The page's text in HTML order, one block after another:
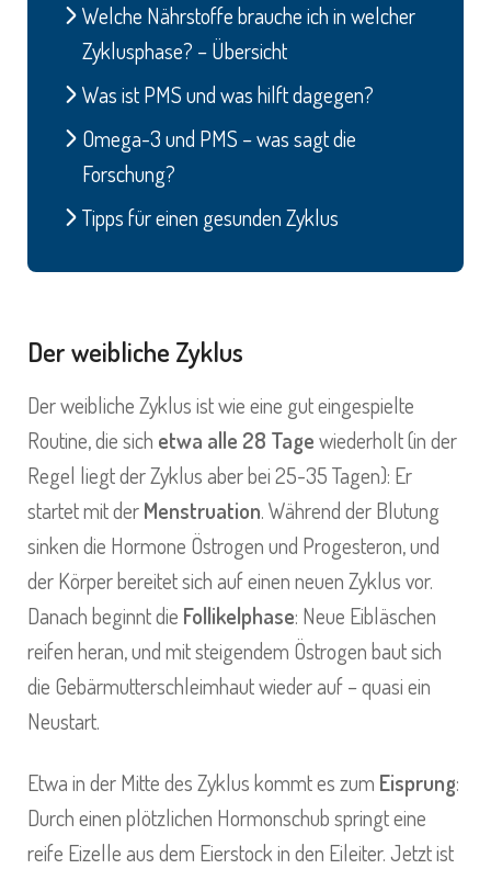
Welche Nährstoffe brauche ich in welcher
Zyklusphase? – Übersicht
Was ist PMS und was hilft dagegen?
Omega-3 und PMS – was sagt die
Forschung?
Tipps für einen gesunden Zyklus
Der weibliche Zyklus
Der weibliche Zyklus ist wie eine gut eingespielte
Routine, die sich etwa alle 28 Tagewiederholt (in der
Regel liegt der Zyklus aber bei 25-35 Tagen): Er
startet mit derMenstruation. Während der Blutung
sinken die Hormone Östrogen und Progesteron, und
der Körper bereitet sich auf einen neuen Zyklus vor.
Danach beginnt die Follikelphase: Neue Eibläschen
reifen heran, und mit steigendem Östrogen baut sich
die Gebärmutterschleimhaut wieder auf – quasi ein
Neustart.
Etwa in der Mitte des Zyklus kommt es zum Eisprung:
Durch einen plötzlichen Hormonschub springt eine
reife Eizelle aus dem Eierstock in den Eileiter. Jetzt ist